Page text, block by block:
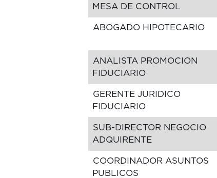
MESA DE CONTROL
ABOGADO HIPOTECARIO
ANALISTA PROMOCION
FIDUCIARIO
GERENTE JURIDICO
FIDUCIARIO
SUB-DIRECTOR NEGOCIO
ADQUIRENTE
COORDINADOR ASUNTOS
PUBLICOS